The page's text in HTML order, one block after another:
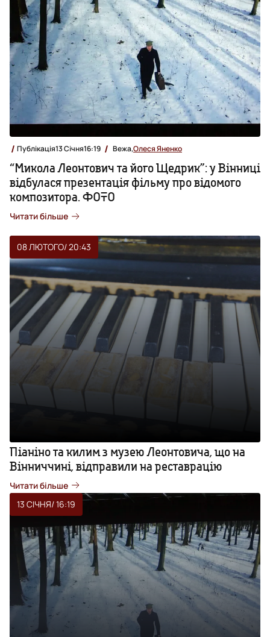
Публікація13 Січня16:19 Вежа,Олеся Яненко
“Микола Леонтович та його Щедрик”: у Вінниці
відбулася презентація фільму про відомого
композитора. ФОТО
Читати більше
08 ЛЮТОГО/ 20:43
Піаніно та килим з музею Леонтовича, що на
Вінниччині, відправили на реставрацію
Читати більше
13 СІЧНЯ/ 16:19